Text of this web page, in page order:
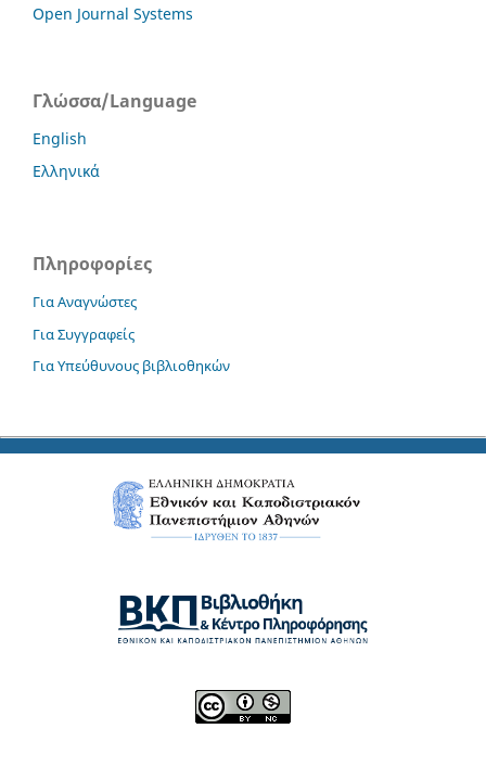
Open Journal Systems
Γλώσσα/Language
English
Ελληνικά
Πληροφορίες
Για Αναγνώστες
Για Συγγραφείς
Για Υπεύθυνους βιβλιοθηκών